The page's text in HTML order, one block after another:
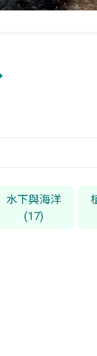
水下與海洋
(17)